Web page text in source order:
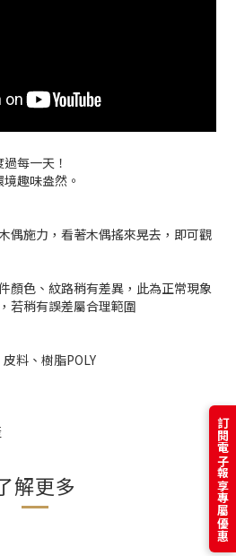
每一天！
趣味盎然。
偶施力，看著木偶搖來晃去，即可觀
顏色、紋路稍有差異，此為正常現象
若稍有誤差屬合理範圍
料、樹脂POLY
解更多 訂閱電子報享專屬優惠